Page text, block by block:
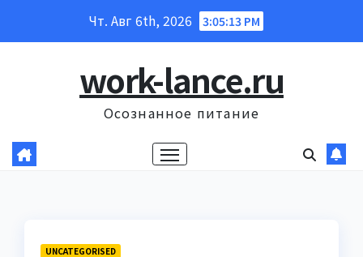
Чт. Авг 6th, 2026 3:05:14 PM
work-lance.ru
Осознанное питание
UNCATEGORISED